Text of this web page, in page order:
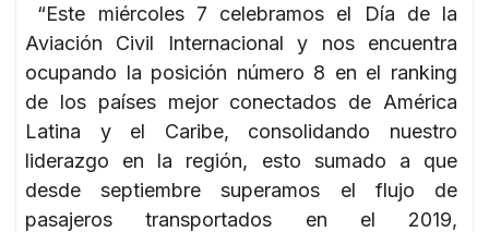
“Este miércoles 7 celebramos el Día de la
Aviación Civil Internacional y nos encuentra
ocupando la posición número 8 en el ranking
de los países mejor conectados de América
Latina y el Caribe, consolidando nuestro
liderazgo en la región, esto sumado a que
desde septiembre superamos el flujo de
pasajeros transportados en el 2019,